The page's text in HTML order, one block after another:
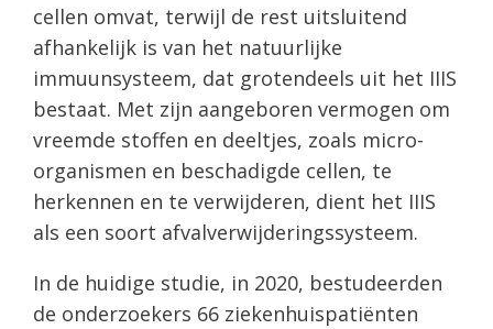
cellen omvat, terwijl de rest uitsluitend
afhankelijk is van het natuurlijke
immuunsysteem, dat grotendeels uit het IIIS
bestaat. Met zijn aangeboren vermogen om
vreemde stoffen en deeltjes, zoals micro-
organismen en beschadigde cellen, te
herkennen en te verwijderen, dient het IIIS
als een soort afvalverwijderingssysteem.
In de huidige studie, in 2020, bestudeerden
de onderzoekers 66 ziekenhuispatiënten